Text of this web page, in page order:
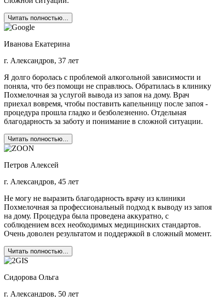
Читать полностью...
Иванова Екатерина
г. Александров, 37 лет
Я долго боролась с проблемой алкогольной зависимости и
поняла, что без помощи не справлюсь. Обратилась в клинику
Похмелочная за услугой вывода из запоя на дому. Врач
приехал вовремя, чтобы поставить капельницу после запоя -
процедура прошла гладко и безболезненно. Отдельная
благодарность за заботу и понимание в сложной ситуации.
Читать полностью...
Петров Алексей
г. Александров, 45 лет
Не могу не выразить благодарность врачу из клиники
Похмелочная за профессиональный подход к выводу из запоя
на дому. Процедура была проведена аккуратно, с
соблюдением всех необходимых медицинских стандартов.
Очень доволен результатом и поддержкой в сложный момент.
Читать полностью...
Сидорова Ольга
г. Александров, 50 лет